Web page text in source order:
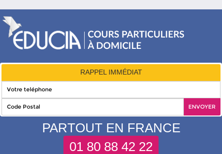
RAPPEL IMMÉDIAT
PARTOUT EN FRANCE
01 80 88 42 22